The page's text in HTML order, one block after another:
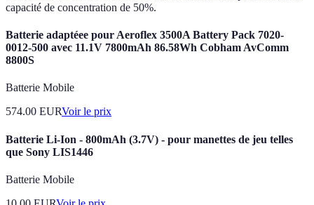
capacité de concentration de 50%.
Batterie adaptéee pour Aeroflex 3500A Battery Pack 7020-
0012-500 avec 11.1V 7800mAh 86.58Wh Cobham AvComm
8800S
Batterie Mobile
574.00 EURVoir le prix
Batterie Li-Ion - 800mAh (3.7V) - pour manettes de jeu telles
que Sony LIS1446
Batterie Mobile